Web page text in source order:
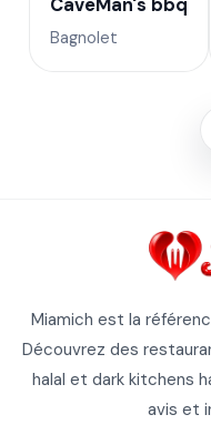
CaveMan's bbq
Bagnolet
Miamich est la
Découvrez des
halal et dark kitchens
avis et